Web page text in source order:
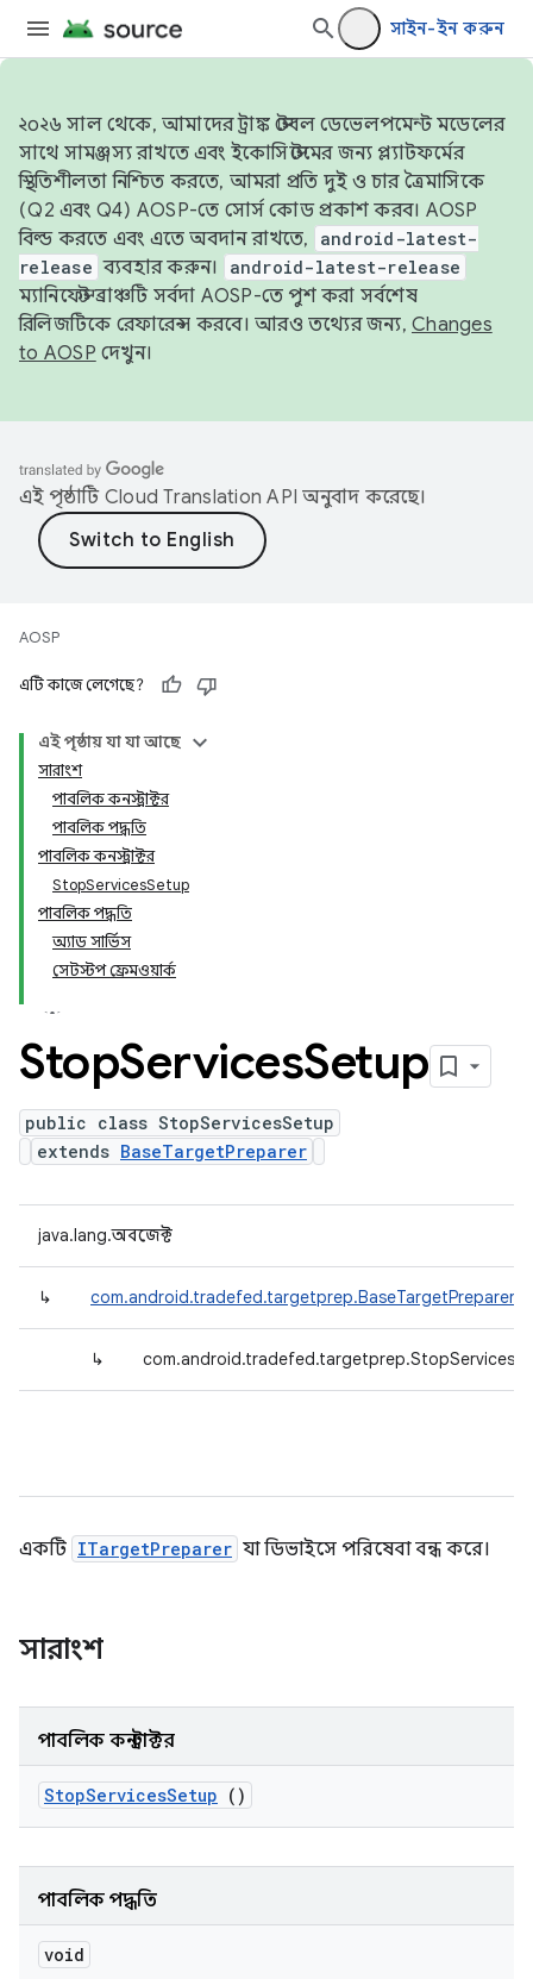
সাইন-ইন করুন
২০২৬ সাল থেকে, আমাদের ট্রাঙ্ক স্টেবল ডেভেলপমেন্ট মডেলের
সাথে সামঞ্জস্য রাখতে এবং ইকোসিস্টেমের জন্য প্ল্যাটফর্মের
স্থিতিশীলতা নিশ্চিত করতে, আমরা প্রতি দুই ও চার ত্রৈমাসিকে
(Q2 এবং Q4) AOSP-তে সোর্স কোড প্রকাশ করব। AOSP
বিল্ড করতে এবং এতে অবদান রাখতে,
android-latest-
release ব্যবহার করুন। android-latest-release
ম্যানিফেস্ট ব্রাঞ্চটি সর্বদা AOSP-তে পুশ করা সর্বশেষ
রিলিজটিকে রেফারেন্স করবে। আরও তথ্যের জন্য, Changes
to AOSP দেখুন।
এই পৃষ্ঠাটি Cloud Translation API অনুবাদ করেছে।
AOSP
এটি কাজে লেগেছে?
এই পৃষ্ঠায় যা যা আছে
সারাংশ
পাবলিক কনস্ট্রাক্টর
পাবলিক পদ্ধতি
পাবলিক কনস্ট্রাক্টর
StopServicesSetup
পাবলিক পদ্ধতি
অ্যাড সার্ভিস
সেটস্টপ ফ্রেমওয়ার্ক
StopServicesSetup
public class StopServicesSetup
extends BaseTargetPreparer
java.lang.অবজেক্ট
↳ com.android.tradefed.targetprep.BaseTargetPreparer
↳
একটি ITargetPreparer যা ডিভাইসে পরিষেবা বন্ধ করে।
সারাংশ
পাবলিক কনস্ট্রাক্টর
StopServicesSetup ()
পাবলিক পদ্ধতি
void